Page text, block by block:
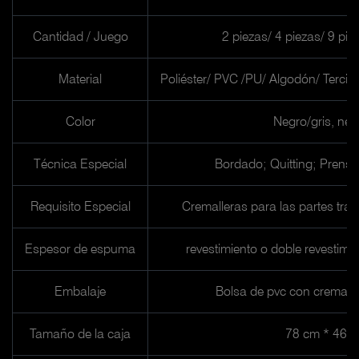
Cantidad / Juego 2 piezas/ 4 piezas/ 9
Material Poliéster/ PVC /PU/ Algodón/
Color Negro/gris,
Técnica Especial Bordado; Quitting;
Requisito Especial Cremalleras para las partes
Espesor de espuma revestimiento o doble
Embalaje Bolsa de pvc con
Tamaño de la caja 78 cm * 46